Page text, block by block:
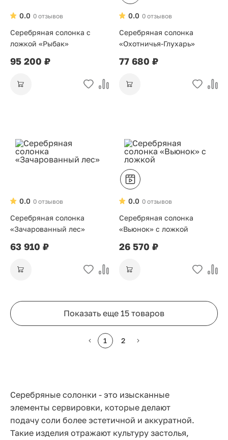
0 отзывов
0.0
Серебряная солонка с
ложкой «Рыбак»
95 200 ₽
0 отзывов
0.0
Серебряная солонка
«Охотничья-Глухарь»
77 680 ₽
0 отзывов
0.0
Серебряная солонка
«Зачарованный лес»
63 910 ₽
0 отзывов
0.0
Серебряная солонка
«Вьюнок» с ложкой
26 570 ₽
Показать еще 15 товаров
1 2
Серебряные солонки - это изысканные
элементы сервировки, которые делают
подачу соли более эстетичной и аккуратной.
Такие изделия отражают культуру застолья,